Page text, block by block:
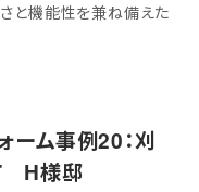
と機能性を兼ね備えた
ーム事例20：刈
H様邸